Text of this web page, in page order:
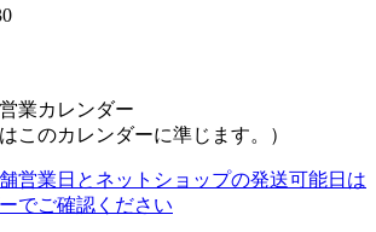
業カレンダー
このカレンダーに準じます。）
営業日とネットショップの発送可能日は
でご確認ください